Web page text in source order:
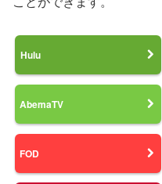
Hulu
AbemaTV
FOD